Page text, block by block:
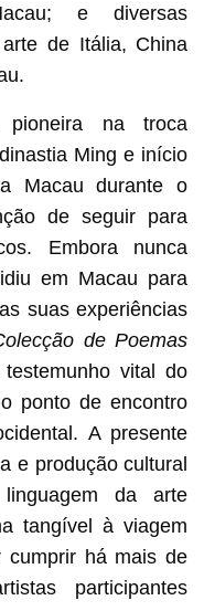
e diversas
de Itália, China
na troca
Ming e início
Macau durante o
de seguir para
Embora nunca
em Macau para
suas experiências
de Poemas
vital do
ponto de encontro
A presente
e produção cultural
da arte
tangível à viagem
cumprir há mais de
participantes